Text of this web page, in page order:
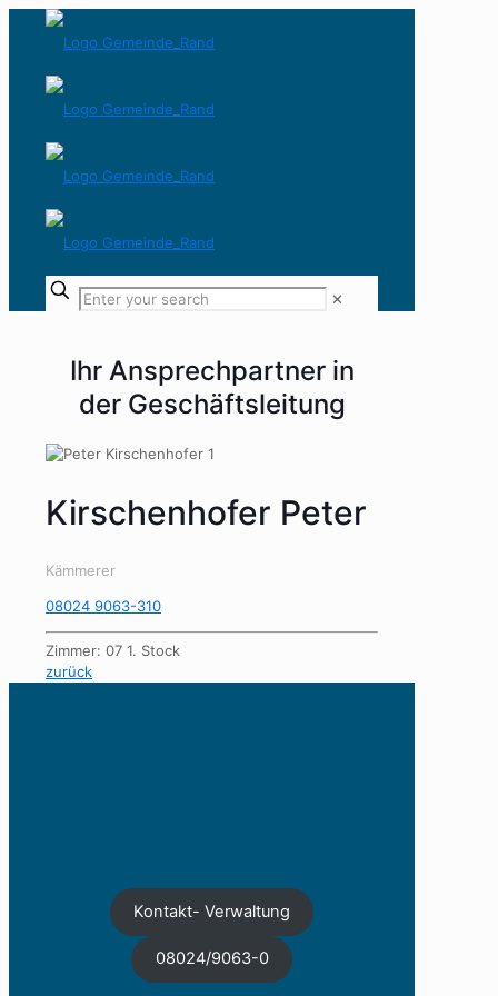
✕
Ihr Ansprechpartner in
der Geschäftsleitung
Kirschenhofer Peter
Kämmerer
08024 9063-310
Zimmer: 07 1. Stock
zurück
Kontakt- Verwaltung
08024/9063-0